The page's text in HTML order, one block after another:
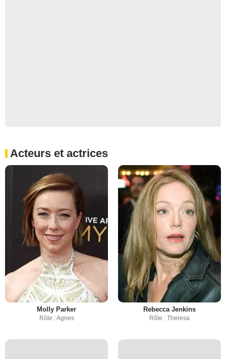
Acteurs et actrices
Molly Parker
Rôle : Agnes
Rebecca Jenkins
Rôle : Theresa